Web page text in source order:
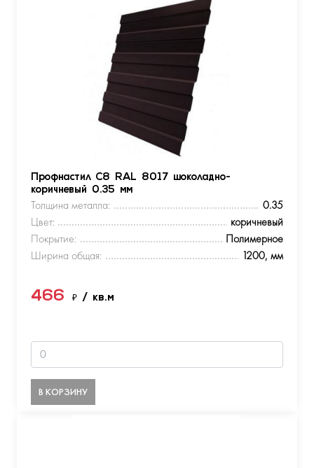
Профнастил С8 RAL 8017 шоколадно-
коричневый 0.35 мм
Толщина металла:
0.35
Цвет:
коричневый
Покрытие:
Полимерное
Ширина общая:
1200, мм
466 ₽ / кв.м
В КОРЗИНУ